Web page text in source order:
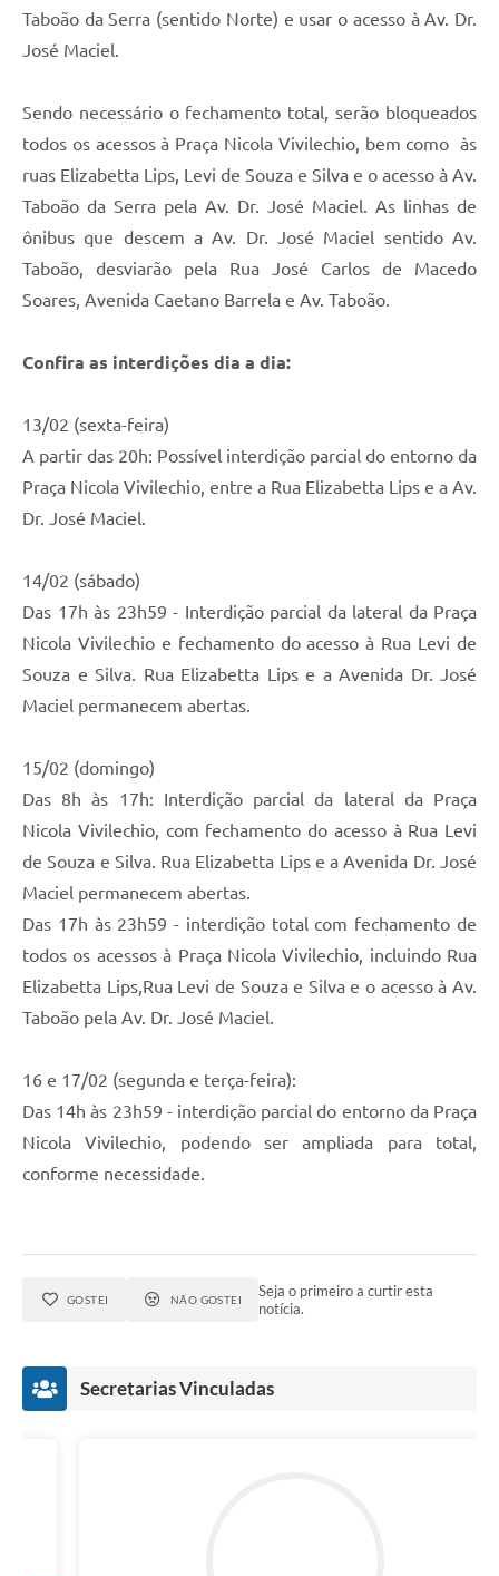
Taboão da Serra (sentido Norte) e usar o acesso à Av. Dr.
José Maciel.
Sendo necessário o fechamento total, serão bloqueados
todos os acessos à Praça Nicola Vivilechio, bem como às
ruas Elizabetta Lips, Levi de Souza e Silva e o acesso à Av.
Taboão da Serra pela Av. Dr. José Maciel. As linhas de
ônibus que descem a Av. Dr. José Maciel sentido Av.
Taboão, desviarão pela Rua José Carlos de Macedo
Soares, Avenida Caetano Barrela e Av. Taboão.
Confira as interdições dia a dia:
13/02 (sexta-feira)
A partir das 20h: Possível interdição parcial do entorno da
Praça Nicola Vivilechio, entre a Rua Elizabetta Lips e a Av.
Dr. José Maciel.
14/02 (sábado)
Das 17h às 23h59 - Interdição parcial da lateral da Praça
Nicola Vivilechio e fechamento do acesso à Rua Levi de
Souza e Silva. Rua Elizabetta Lips e a Avenida Dr. José
Maciel permanecem abertas.
15/02 (domingo)
Das 8h às 17h: Interdição parcial da lateral da Praça
Nicola Vivilechio, com fechamento do acesso à Rua Levi
de Souza e Silva. Rua Elizabetta Lips e a Avenida Dr. José
Maciel permanecem abertas.
Das 17h às 23h59 - interdição total com fechamento de
todos os acessos à Praça Nicola Vivilechio, incluindo Rua
Elizabetta Lips,Rua Levi de Souza e Silva e o acesso à Av.
Taboão pela Av. Dr. José Maciel.
16 e 17/02 (segunda e terça-feira):
Das 14h às 23h59 - interdição parcial do entorno da Praça
Nicola Vivilechio, podendo ser ampliada para total,
conforme necessidade.
GOSTEI NÃO GOSTEI
Seja o primeiro a curtir esta
notícia.
Secretarias Vinculadas